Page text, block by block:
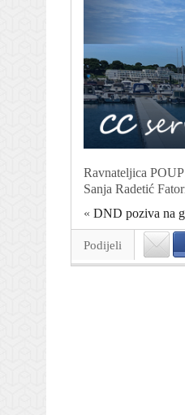
Ravnateljica
Sanja Radetić
« DND poziva na
Podijeli